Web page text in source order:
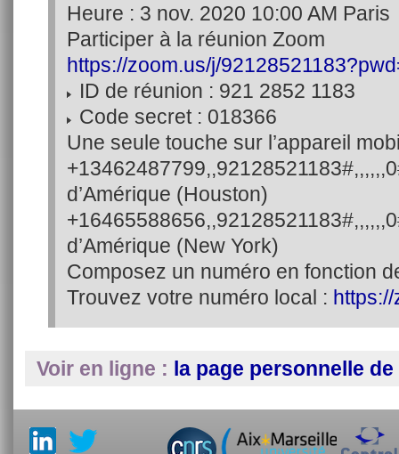
Heure : 3 nov. 2020 10:00 AM Paris
Participer à la réunion Zoom
https://zoom.us/j/
ID de réunion : 921 2852 1183
Code secret : 018366
Une seule touche sur l’appareil
d’Amérique (Houston)
d’Amérique (New York)
Composez un numéro en fonction
Trouvez votre numéro local :
Voir en ligne : la page personnelle de